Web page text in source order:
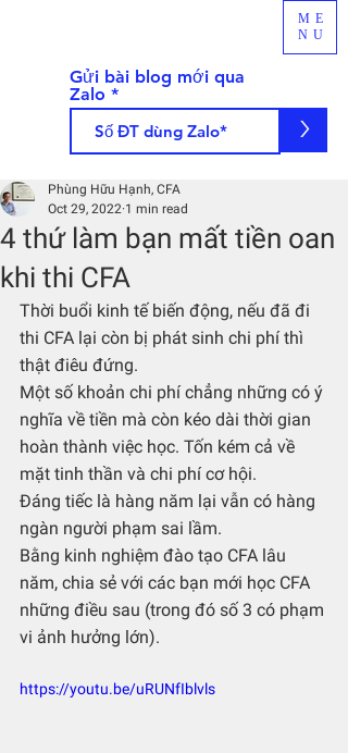
ME
NU
Gửi bài blog mới qua
Zalo
>
4 thứ làm bạn mất tiền oan
khi thi CFA
Phùng Hữu Hạnh, CFA
Oct 29, 2022 1 min read
Thời buổi kinh tế biến động, nếu đã đi
thi CFA lại còn bị phát sinh chi phí thì
thật điêu đứng.
Một số khoản chi phí chẳng những có ý
nghĩa về tiền mà còn kéo dài thời gian
hoàn thành việc học. Tốn kém cả về
mặt tinh thần và chi phí cơ hội.
Đáng tiếc là hàng năm lại vẫn có hàng
ngàn người phạm sai lầm.
Bằng kinh nghiệm đào tạo CFA lâu
năm, chia sẻ với các bạn mới học CFA
những điều sau (trong đó số 3 có phạm
vi ảnh hưởng lớn).
https://youtu.be/uRUNfIblvls